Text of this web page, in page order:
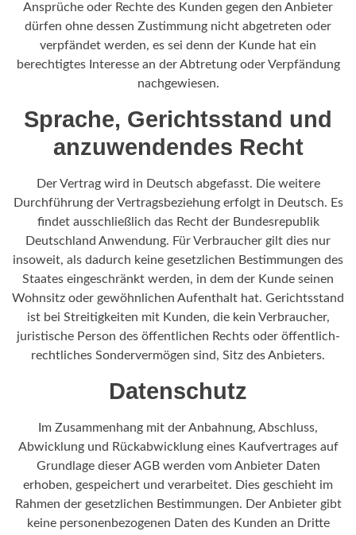
Ansprüche oder Rechte des Kunden gegen den Anbieter
dürfen ohne dessen Zustimmung nicht abgetreten oder
verpfändet werden, es sei denn der Kunde hat ein
berechtigtes Interesse an der Abtretung oder Verpfändung
nachgewiesen.
Sprache, Gerichtsstand und
anzuwendendes Recht
Der Vertrag wird in Deutsch abgefasst. Die weitere
Durchführung der Vertragsbeziehung erfolgt in Deutsch. Es
findet ausschließlich das Recht der Bundesrepublik
Deutschland Anwendung. Für Verbraucher gilt dies nur
insoweit, als dadurch keine gesetzlichen Bestimmungen des
Staates eingeschränkt werden, in dem der Kunde seinen
Wohnsitz oder gewöhnlichen Aufenthalt hat. Gerichtsstand
ist bei Streitigkeiten mit Kunden, die kein Verbraucher,
juristische Person des öffentlichen Rechts oder öffentlich-
rechtliches Sondervermögen sind, Sitz des Anbieters.
Datenschutz
Im Zusammenhang mit der Anbahnung, Abschluss,
Abwicklung und Rückabwicklung eines Kaufvertrages auf
Grundlage dieser AGB werden vom Anbieter Daten
erhoben, gespeichert und verarbeitet. Dies geschieht im
Rahmen der gesetzlichen Bestimmungen. Der Anbieter gibt
keine personenbezogenen Daten des Kunden an Dritte